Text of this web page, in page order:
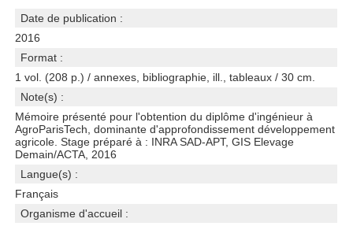
Date de publication :
2016
Format :
1 vol. (208 p.) / annexes, bibliographie, ill., tableaux / 30 cm.
Note(s) :
Mémoire présenté pour l'obtention du diplôme d'ingénieur à
AgroParisTech, dominante d'approfondissement développement
agricole. Stage préparé à : INRA SAD-APT, GIS Elevage
Demain/ACTA, 2016
Langue(s) :
Français
Organisme d'accueil :